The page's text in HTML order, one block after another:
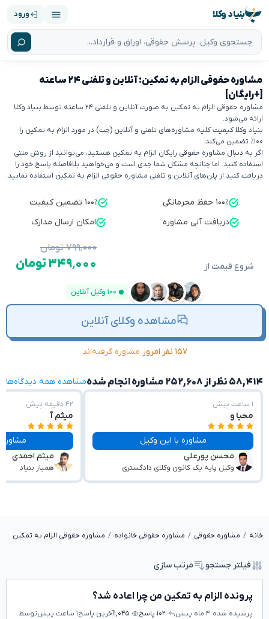
بنیاد وکلا ورود
مشاوره حقوقی الزام به تمکین: آنلاین و تلفنی ۲۴ ساعته
[+رایگان]
مشاوره حقوقی الزام به تمکین به صورت آنلاین و تلفنی ۲۴ ساعته توسط بنیاد وکلا
ارائه می‌شود.
بنیاد وکلا کیفیت کلیه مشاوره‌های تلفنی و آنلاین (چت) در مورد الزام به تمکین را
۱۰۰٪ تضمین می‌کند.
اگر به دنبال مشاوره حقوقی رایگان الزام به تمکین هستید، می‌توانید از روش متنی
استفاده کنید. اما چنانچه مشکل شما جدی است و می‌خواهید بلافاصله پاسخ خود را
دریافت کنید از پلن‌های آنلاین و تلفنی مشاوره حقوقی الزام به تمکین استفاده نمایید.
۱۰۰٪ حفظ محرمانگی
۱۰۰٪ تضمین کیفیت
دریافت آنی مشاوره
امکان ارسال مدارک
شروع قیمت از
۷۹۹٬۰۰۰ تومان
۳۴۹٬۰۰۰ تومان
۱۰۰ وکیل آنلاین
مشاهده وکلای آنلاین
۱۵۷ نفر امروز مشاوره گرفته‌اند
۵۸,۴۱۴ نظر از ۲۵۲,۶۰۸ مشاوره انجام شده مشاهده همه دیدگاه‌ها
۱ ساعت پیش
محیا و
مشاوره با این وکیل
محسن پورعلی
وکیل پایه یک کانون وکلای دادگستری
۴۲ دقیقه پیش
میثم آ
مشاوره با این
میثم احمدی
همیار بنیاد
خانه مشاوره حقوقی مشاوره حقوقی خانواده مشاوره حقوقی الزام به تمکین
فیلتر جستجو مرتب سازی
پرونده الزام به تمکین من چرا اعاده شد؟
پرسیده شده ۴ ماه پیش ۱۰۲ پاسخ ۱,۰۴۵آخرین پاسخ۱ ساعت پیش
توسط